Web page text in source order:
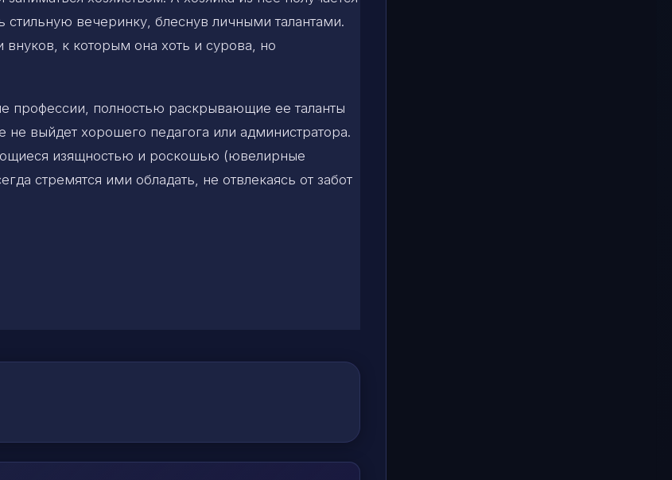
стильную вечеринку, блеснув личными талантами.
внуков, к которым она хоть и сурова, но
профессии, полностью раскрывающие ее таланты
не выйдет хорошего педагога или администратора.
изящностью и роскошью (ювелирные
стремятся ими обладать, не отвлекаясь от забот